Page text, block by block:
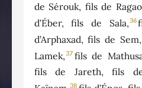
de Sérouk, fils de
d’Éber, fils de Sala,36
d’Arphaxad, fils de
Lamek, 37 fils de
fils de Jareth, fils
38